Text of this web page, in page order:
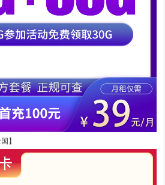
】